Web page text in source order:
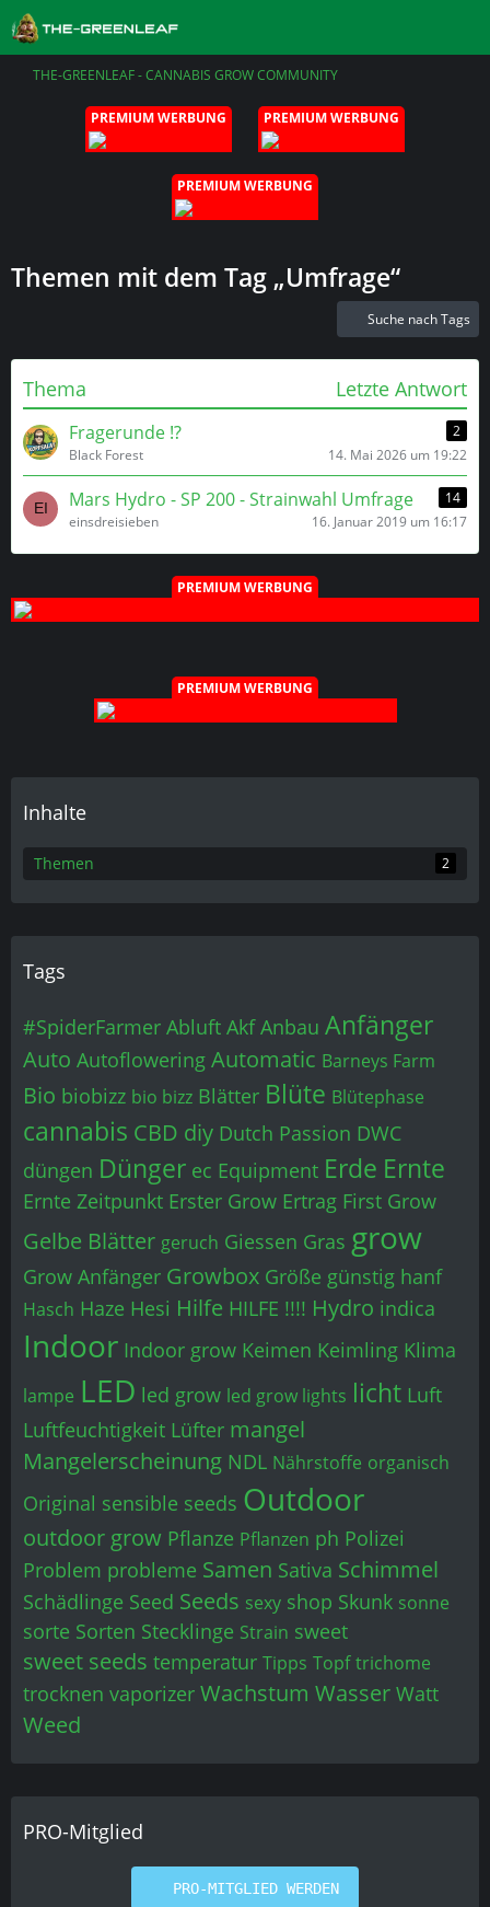
THE-GREENLEAF - CANNABIS GROW COMMUNITY
PREMIUM WERBUNG PREMIUM WERBUNG
PREMIUM WERBUNG
Themen mit dem Tag „Umfrage“
Suche nach Tags
Thema Letzte Antwort
Fragerunde ⁉️
2
Black Forest
14. Mai 2026 um 19:22
Mars Hydro - SP 200 - Strainwahl Umfrage
14
einsdreisieben
16. Januar 2019 um 16:17
PREMIUM WERBUNG
PREMIUM WERBUNG
Inhalte
Themen 2
Tags
#SpiderFarmer Abluft Akf Anbau Anfänger
Auto Autoflowering Automatic Barneys Farm
Bio biobizz bio bizz Blätter Blüte Blütephase
cannabis CBD diy Dutch Passion DWC
düngen Dünger ec Equipment Erde Ernte
Ernte Zeitpunkt Erster Grow Ertrag First Grow
Gelbe Blätter geruch Giessen Gras grow
Grow Anfänger Growbox Größe günstig hanf
Hasch Haze Hesi Hilfe HILFE !!!! Hydro indica
Indoor Indoor grow Keimen Keimling Klima
lampe LED led grow led grow lights licht Luft
Luftfeuchtigkeit Lüfter mangel
Mangelerscheinung NDL Nährstoffe organisch
Original sensible seeds Outdoor
outdoor grow Pflanze Pflanzen ph Polizei
Problem probleme Samen Sativa Schimmel
Schädlinge Seed Seeds sexy shop Skunk sonne
sorte Sorten Stecklinge Strain sweet
sweet seeds temperatur Tipps Topf trichome
trocknen vaporizer Wachstum Wasser Watt
Weed
PRO-Mitglied
PRO-MITGLIED WERDEN